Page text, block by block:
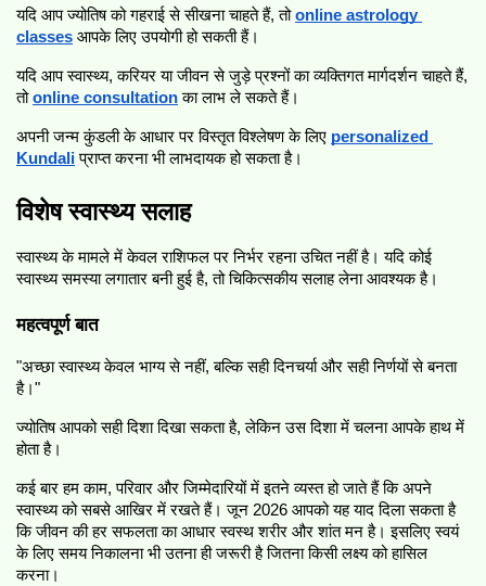
यदि आप ज्योतिष को गहराई से सीखना चाहते हैं, तो online astrology
classes आपके लिए उपयोगी हो सकती हैं।
यदि आप स्वास्थ्य, करियर या जीवन से जुड़े प्रश्नों का व्यक्तिगत मार्गदर्शन चाहते हैं,
तो online consultation का लाभ ले सकते हैं।
अपनी जन्म कुंडली के आधार पर विस्तृत विश्लेषण के लिए personalized
Kundali प्राप्त करना भी लाभदायक हो सकता है।
विशेष स्वास्थ्य सलाह
स्वास्थ्य के मामले में केवल राशिफल पर निर्भर रहना उचित नहीं है। यदि कोई
स्वास्थ्य समस्या लगातार बनी हुई है, तो चिकित्सकीय सलाह लेना आवश्यक है।
महत्वपूर्ण बात
"अच्छा स्वास्थ्य केवल भाग्य से नहीं, बल्कि सही दिनचर्या और सही निर्णयों से बनता
है।"
ज्योतिष आपको सही दिशा दिखा सकता है, लेकिन उस दिशा में चलना आपके हाथ में
होता है।
कई बार हम काम, परिवार और जिम्मेदारियों में इतने व्यस्त हो जाते हैं कि अपने
स्वास्थ्य को सबसे आखिर में रखते हैं। जून 2026 आपको यह याद दिला सकता है
कि जीवन की हर सफलता का आधार स्वस्थ शरीर और शांत मन है। इसलिए स्वयं
के लिए समय निकालना भी उतना ही जरूरी है जितना किसी लक्ष्य को हासिल
करना।